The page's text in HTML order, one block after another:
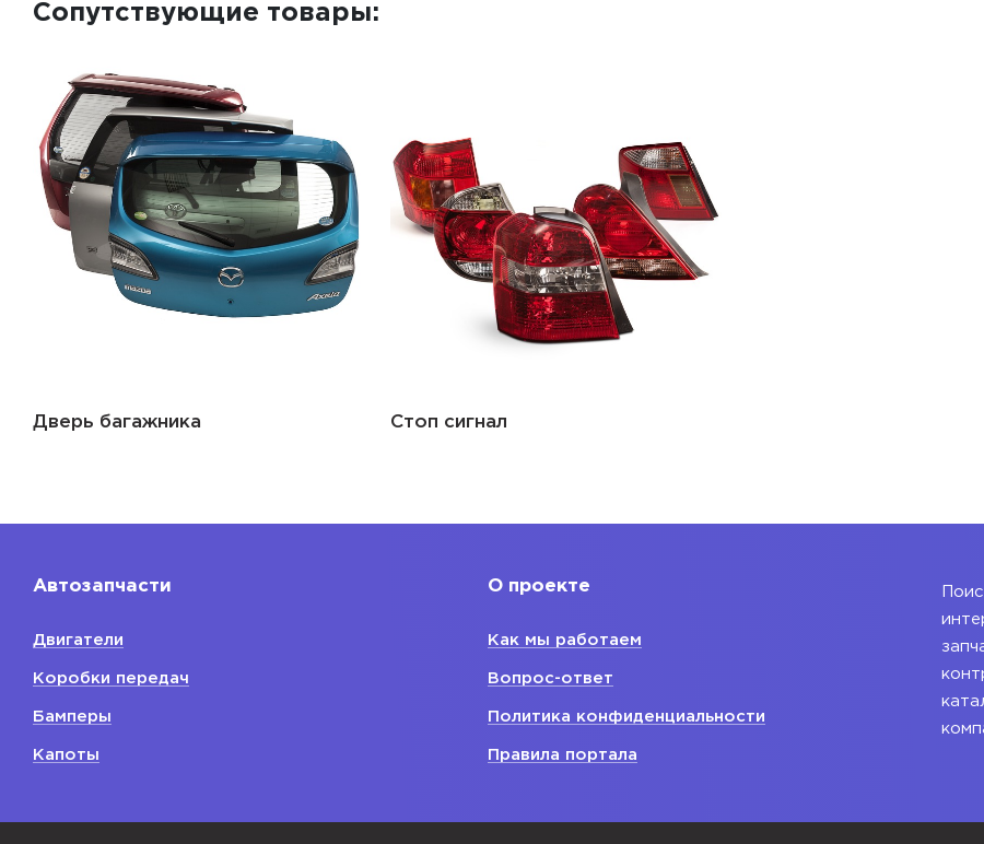
Сопутствующие товары:
Дверь багажника Стоп сигнал
Автозапчасти
Двигатели
Коробки передач
Бамперы
Капоты
О проекте
Как мы работаем
Вопрос-ответ
Политика конфиденциальности
Правила портала